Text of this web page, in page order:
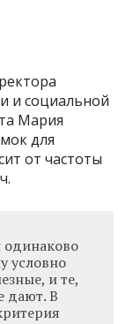
и социальной
Мария
для
от частоты
одинаково
условно
и те,
дают. В